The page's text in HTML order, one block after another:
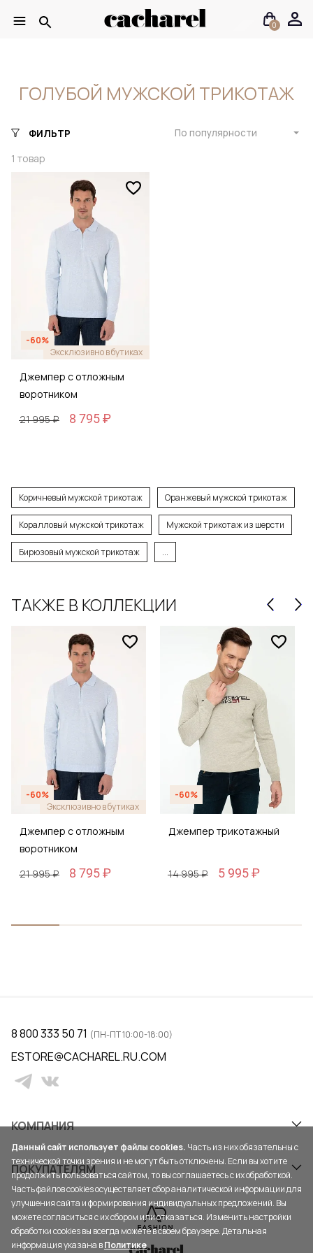
0
ГОЛУБОЙ МУЖСКОЙ ТРИКОТАЖ
ФИЛЬТР
1 товар
По популярности
-60%
Эксклюзивно в бутиках
Джемпер с отложным
воротником
21 995 ₽
8 795 ₽
Коричневый мужской трикотаж Оранжевый мужской трикотаж
Коралловый мужской трикотаж Мужской трикотаж из шерсти
Бирюзовый мужской трикотаж ...
ТАКЖЕ В КОЛЛЕКЦИИ
-60%
Эксклюзивно в бутиках
Джемпер с отложным
воротником
21 995 ₽
8 795 ₽
-60%
Джемпер трикотажный
14 995 ₽ 5 995 ₽
КОМПАНИЯ
ПОКУПАТЕЛЯМ
8 800 333 50 71 (ПН-ПТ 10:00-18:00)
ESTORE@CACHAREL.RU.COM
Данный сайт использует файлы cookies. Часть из них обязательны с
технической точки зрения и не могут быть отключены. Если вы хотите
продолжить пользоваться сайтом, то вы соглашаетесь с их обработкой.
Часть файлов cookies осуществляет сбор аналитической информации для
улучшения сайта и формирования индивидуальных предложений. Вы
можете согласиться с их сбором или отказаться. Изменить настройки
обработки cookies вы всегда можете в своем браузере. Детальная
информация указана вПолитике